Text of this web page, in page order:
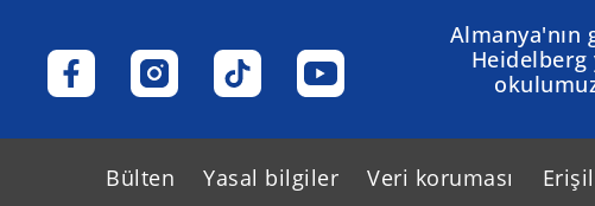
Almanya'nın
Heidelberg
Bülten Yasal bilgiler Veri koruması